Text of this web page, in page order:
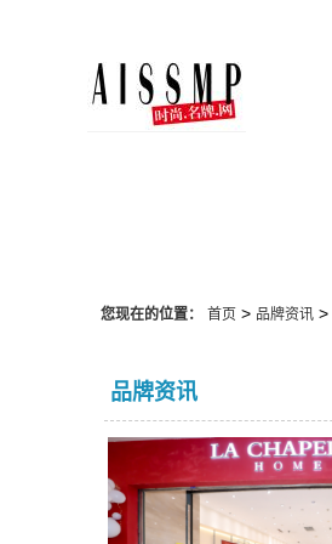
您现在的位置： 首页> 品牌资讯>
品牌资讯